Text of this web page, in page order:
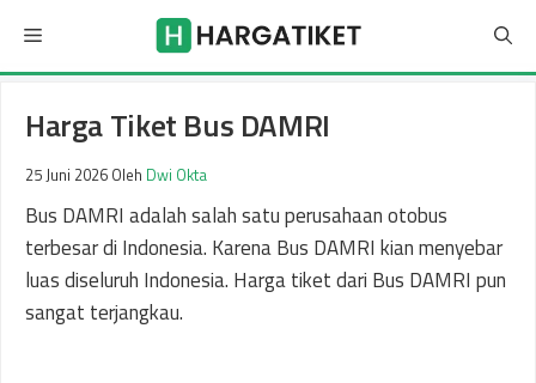
isi
Menu
Harga Tiket Bus DAMRI
25 Juni 2026 Oleh Dwi Okta
Bus DAMRI adalah salah satu perusahaan otobus
terbesar di Indonesia. Karena Bus DAMRI kian menyebar
luas diseluruh Indonesia. Harga tiket dari Bus DAMRI pun
sangat terjangkau.